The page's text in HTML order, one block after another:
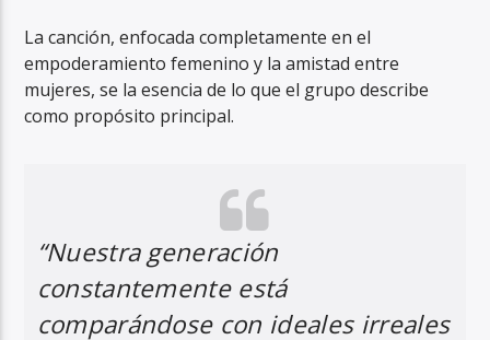
La canción, enfocada completamente en el
empoderamiento femenino y la amistad entre
mujeres, se la esencia de lo que el grupo describe
como propósito principal.
“Nuestra generación
constantemente está
comparándose con ideales irreales